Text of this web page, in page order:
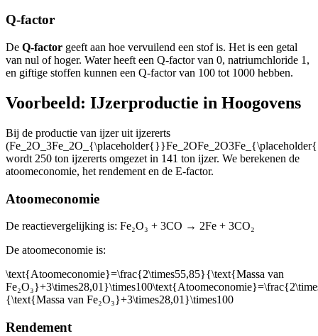
Q-factor
De Q-factor geeft aan hoe vervuilend een stof is. Het is een getal
van nul of hoger. Water heeft een Q-factor van 0, natriumchloride 1,
en giftige stoffen kunnen een Q-factor van 100 tot 1000 hebben.
Voorbeeld: IJzerproductie in Hoogovens
Bij de productie van ijzer uit ijzererts
(
wordt 250 ton ijzererts omgezet in 141 ton ijzer. We berekenen de
atoomeconomie, het rendement en de E-factor.
Atoomeconomie
De reactievergelijking is: Fe₂O₃ + 3CO → 2Fe + 3CO₂
De atoomeconomie is:
\text{Atoomeconomie}=\frac{2\times55,85}{\text{Massa van
{\text{Massa van Fe₂O₃}+3\times28,01}\times100
Rendement